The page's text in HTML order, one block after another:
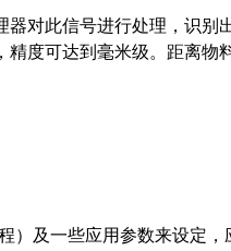
对此信号进行处理，识别
度可达到毫米级。距离物
及一些应用参数来设定，